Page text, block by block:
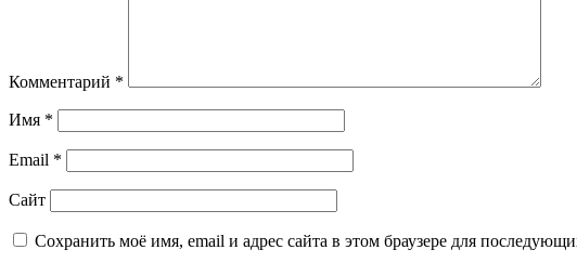
Комментарий *
Имя *
Email *
Сайт
Сохранить моё имя, email и адрес сайта в этом браузере для